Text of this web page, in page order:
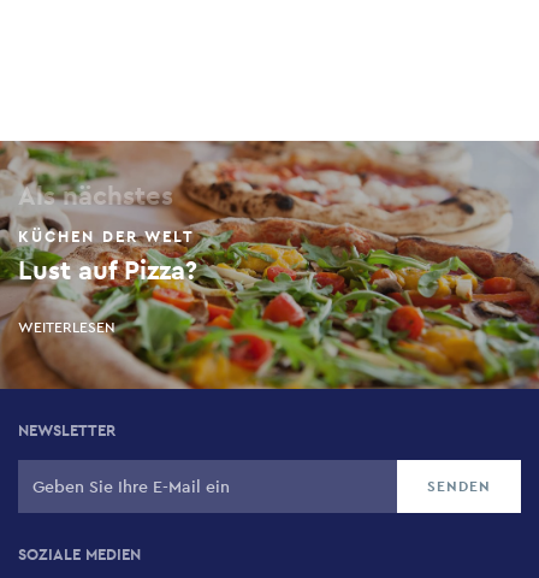
Als nächstes
KÜCHEN DER WELT
Lust auf Pizza?
WEITERLESEN
NEWSLETTER
SOZIALE MEDIEN